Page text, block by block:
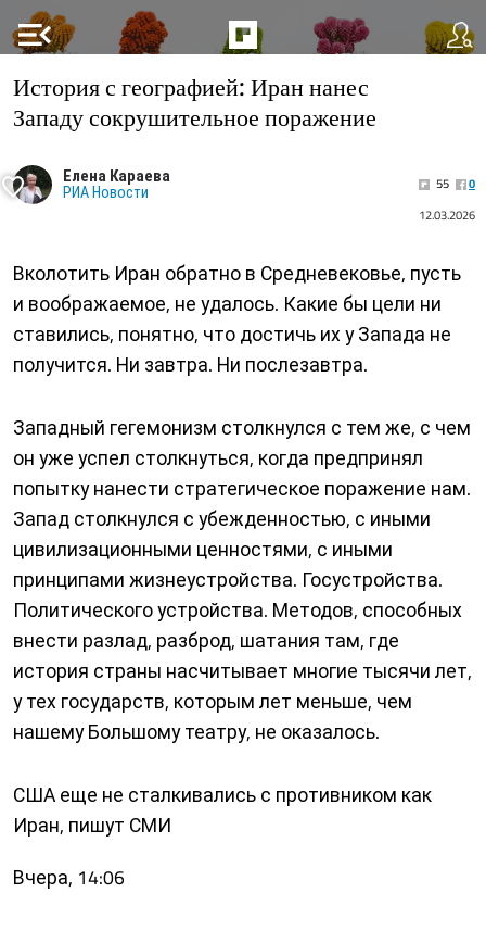
menu_open
История с географией: Иран нанес
Западу сокрушительное поражение
Елена Караева
РИА Новости 55
0
12.03.2026
Вколотить Иран обратно в Средневековье, пусть
и воображаемое, не удалось. Какие бы цели ни
ставились, понятно, что достичь их у Запада не
получится. Ни завтра. Ни послезавтра.
Западный гегемонизм столкнулся с тем же, с чем
он уже успел столкнуться, когда предпринял
попытку нанести стратегическое поражение нам.
Запад столкнулся с убежденностью, с иными
цивилизационными ценностями, с иными
принципами жизнеустройства. Госустройства.
Политического устройства. Методов, способных
внести разлад, разброд, шатания там, где
история страны насчитывает многие тысячи лет,
у тех государств, которым лет меньше, чем
нашему Большому театру, не оказалось.
США еще не сталкивались с противником как
Иран, пишут СМИ
Вчера, 14:06